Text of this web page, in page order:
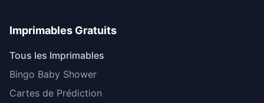
Imprimables Gratuits
Tous les Imprimables
Bingo Baby Shower
Cartes de Prédiction